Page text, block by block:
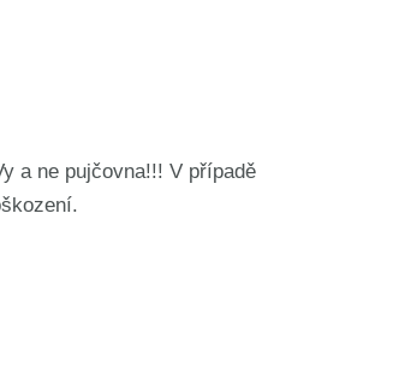
a ne pujčovna!!! V případě